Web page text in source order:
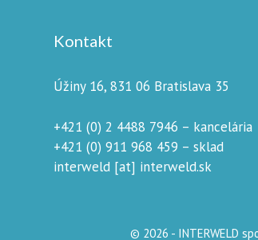
Kontakt
Úžiny 16, 831 06 Bratislava 35
+421 (0) 2 4488 7946 – kancelária
+421 (0) 911 968 459 – sklad
interweld [at] interweld.sk
© 2026 - INTERWELD